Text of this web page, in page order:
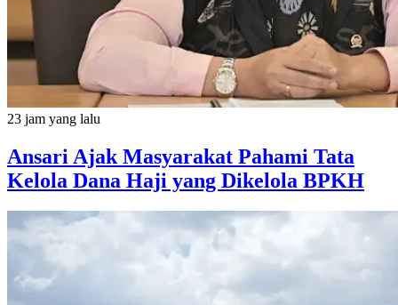
23 jam yang lalu
Ansari Ajak Masyarakat Pahami Tata
Kelola Dana Haji yang Dikelola BPKH